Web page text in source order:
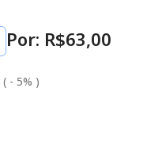
Por: R$63,00
- 5% )